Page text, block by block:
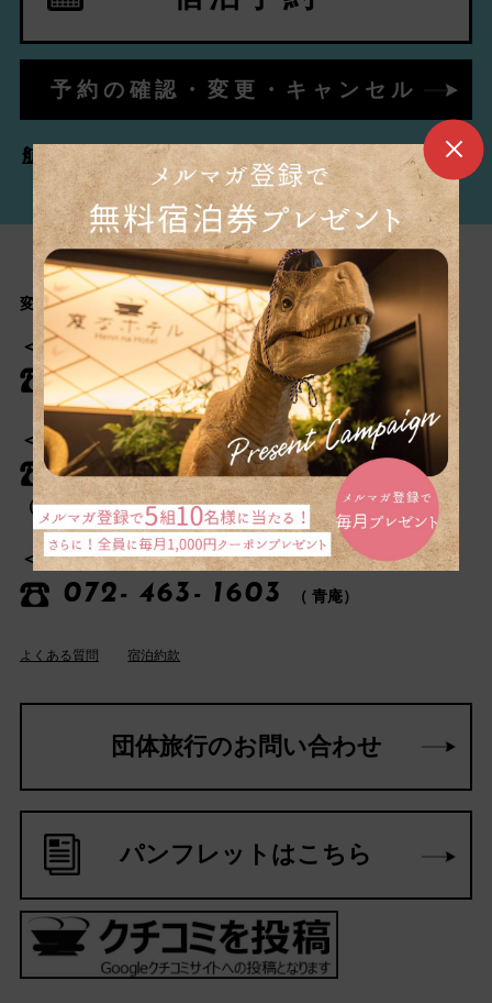
予約の確認・変更・キャンセル
航空券・新幹線とホテルを同時予約「ダイナミックパ
ッケージ」はこちら
変なリゾート＆スパ 関西空港 カスタマーセンター
＜宿泊に関するお問い合わせ＞
050- 5210- 5300
＜温浴に関するお問い合わせ＞
050- 5210- 5300
（ 自動案内に従って操作してください）
＜レストランに関するお問い合わせ＞
072- 463- 1603 （ 青庵）
よくある質問 宿泊約款
団体旅行のお問い合わせ
パンフレットはこちら